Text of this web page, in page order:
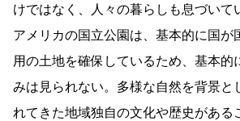
けではなく、人々の暮らしも息づいて
アメリカの国立公園は、基本的に国が
用の土地を確保しているため、基本的
みは見られない。多様な自然を背景と
れてきた地域独自の文化や歴史がある